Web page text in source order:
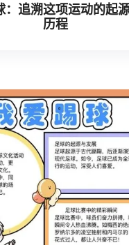
：追溯这项运动的起
历程